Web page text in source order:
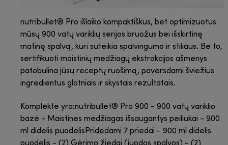
nutribullet® Pro išlaiko kompaktiškus, bet optimizuotus
mūsų 900 vatų variklių serijos bruožus bei išskirtinę
matinę spalvą, kuri suteikia spalvingumo ir stiliaus. Be to,
sertifikuoti maistinių medžiagų ekstrakcijos ašmenys
patobulina jūsų receptų ruošimą, paversdami šviežius
ingredientus glotniais ir skystais rezultatais.
Komplekte yra:nutribullet® Pro 900 - 900 vatų variklio
bazė - Maistines medžiagas išsaugantys peiliukai - 900
ml didelis puodelisPridedami 7 priedai - 900 ml didelis